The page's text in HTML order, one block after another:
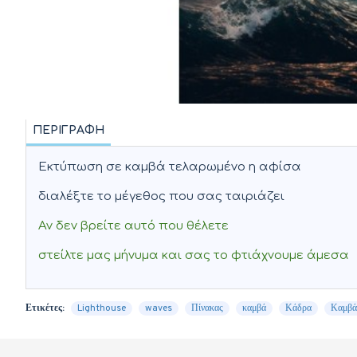
ΠΕΡΙΓΡΑΦΉ
Εκτύπωση σε καμβά τελαρωμένο η αφίσα
διαλέξτε το μέγεθος που σας ταιριάζει
Αν δεν βρείτε αυτό που θέλετε
στείλτε μας μήνυμα και σας το φτιάχνουμε άμεσα
Ετικέτες: Lighthouse waves Πίνακας καμβά Κάδρα